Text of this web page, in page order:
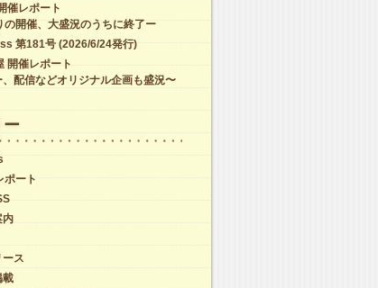
催レポート
の開催、大盛況のうちに終了ー
第181号 (2026/6/24発行)
開催レポート
配信などオリジナル企画も盛況〜
ー
ポート
内
ース
載